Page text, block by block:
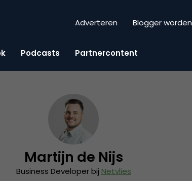
Adverteren Blogger worden
Podcasts Partnercontent
Martijn de Nijs
Business Developer bij Netvlies